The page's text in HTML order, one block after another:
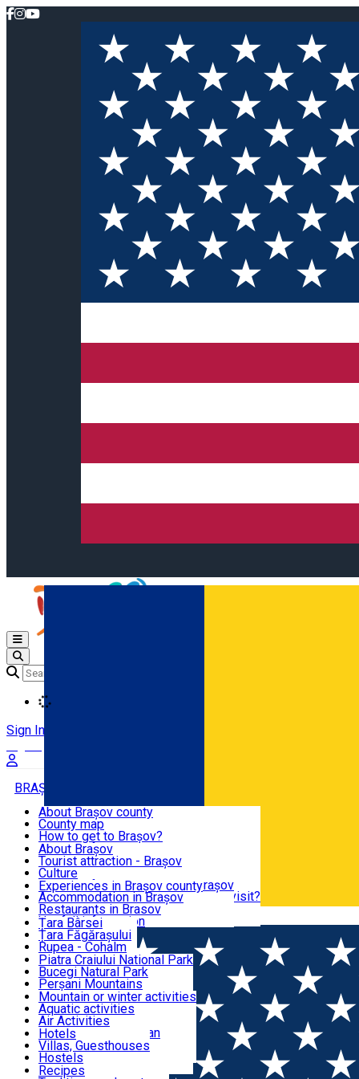
Română
Open main menu
Sign In
BRAȘOV COUNTY
BRAȘOV
EXPERIENCES
DESTINATIONS
NATURE
ACTIVE TOURISM
ACCOMMODATION
CULTURAL HERITAGE
About Brașov county
County map
How to get to Brașov?
Tourist Information Centers
Tourist Guides
Brașov Tourism Recommendations
Historical tourist attractions
What would a local recommend to visit?
Tourism news Brașov
Restaurants
About Brașov
Tourist attraction - Brașov
Culture
Tourist Information Center - Brașov
Accommodation in Brașov
Restaurants in Brasov
Usefull information
Experiences in Brașov county
Țara Bârsei
Țara Făgărașului
Rupea - Cohalm
ECO Destinations
Piatra Craiului National Park
Bucegi Natural Park
Perșani Mountains
Făgăraș Mountains
Postăvarul Peak
Măgura Codlei
Ciucaș Mountains
Protected areas
Other natural attractions
Speoturism
Mountain or winter activities
Aquatic activities
Air Activities
Adventure, Equestrian
Cycling, Running
Other activities
Hotels
Villas, Guesthouses
Hostels
Cottages
Recipes